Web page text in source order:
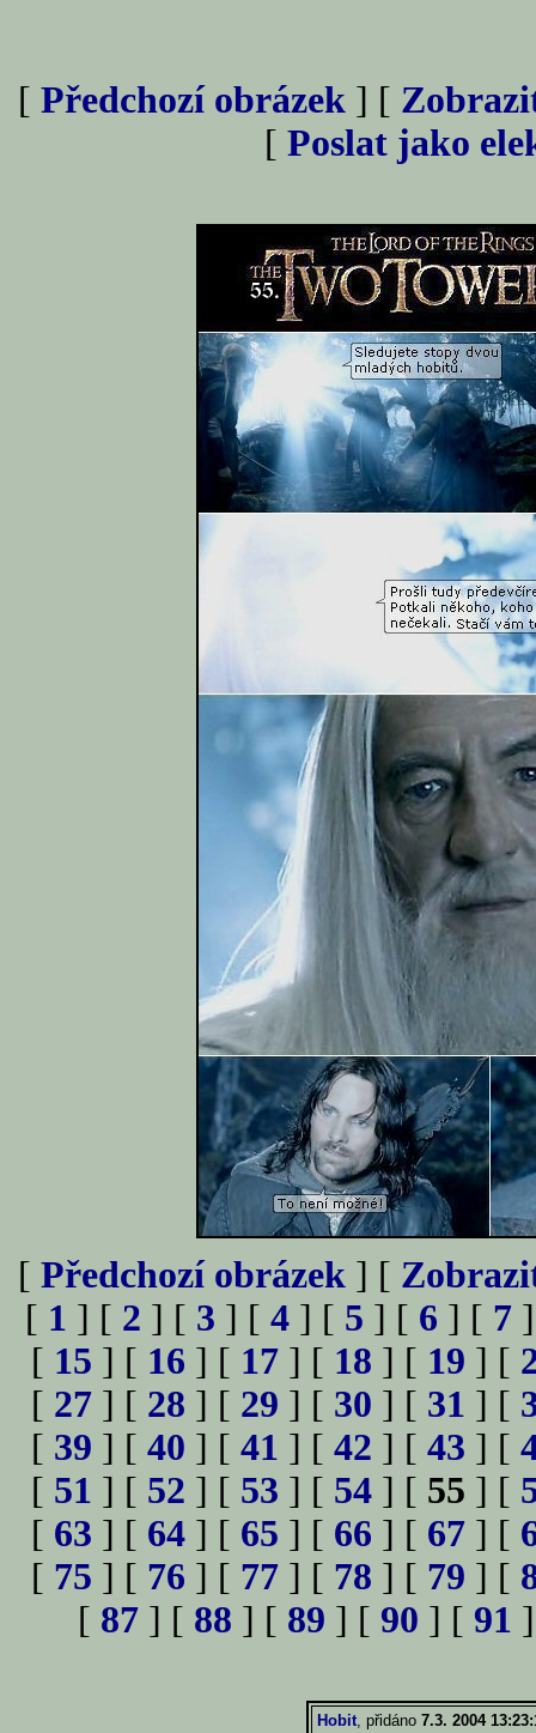
[ Předchozí obrázek ] [
[ Poslat jako
[ Předchozí obrázek ] [
[ 1 ] [ 2 ] [ 3 ] [ 4 ] [ 5 ] [ 6 ] [ 7
[ 15 ] [ 16 ] [ 17 ] [ 18 ] [ 19 ] [
[ 27 ] [ 28 ] [ 29 ] [ 30 ] [ 31 ] [
[ 39 ] [ 40 ] [ 41 ] [ 42 ] [ 43 ] [
[ 51 ] [ 52 ] [ 53 ] [ 54 ] [ 55 ] [
[ 63 ] [ 64 ] [ 65 ] [ 66 ] [ 67 ] [
[ 75 ] [ 76 ] [ 77 ] [ 78 ] [ 79 ] [
[ 87 ] [ 88 ] [ 89 ] [ 90 ] [ 91
Hobit, přidáno 7.3. 2004